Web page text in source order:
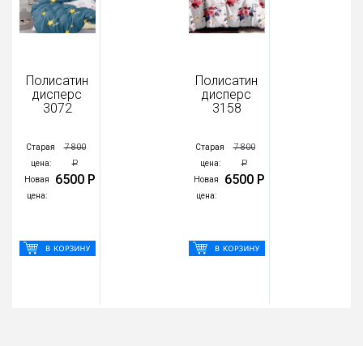
Полисатин
дисперс
3072
Старая
цена:
7 800
Р
Новая
цена:
6500 Р
Полисатин
дисперс
3158
Старая
цена:
7 800
Р
Новая
цена:
6500 Р